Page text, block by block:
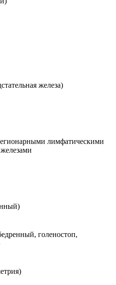
железа)
лимфатическими
голеностоп,